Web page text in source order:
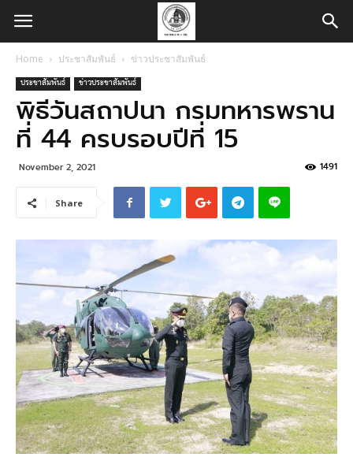
Home ประชาสัมพันธ์ ข่าวประชาสัมพันธ์
ประชาสัมพันธ์ ข่าวประชาสัมพันธ์
พิธีวันสถาปนา กรมทหารพราน
ที่ 44 ครบรอบปีที่ 15
November 2, 2021 1491
Share